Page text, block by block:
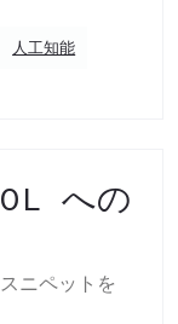
人工知能
への
ニペットを